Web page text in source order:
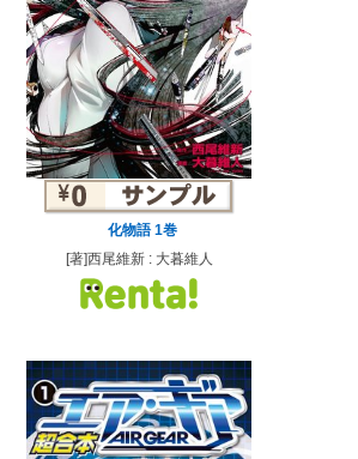
化物語 1巻
[著]西尾維新 : 大暮維人